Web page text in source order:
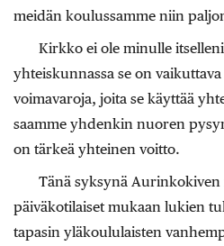
meidän koulussamme niin
Kirkko ei ole minulle
yhteiskunnassa se on
voimavaroja, joita se käyttää
saamme yhdenkin nuoren
on tärkeä yhteinen voitto.
Tänä syksynä Aurinkokiven
päiväkotilaiset mukaan lukien
tapasin yläkoululaisten